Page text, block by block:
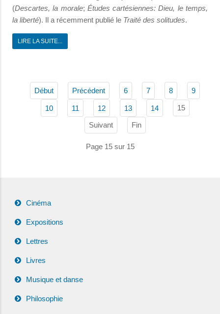
(Descartes, la morale; Études cartésiennes: Dieu, le temps,
la liberté). Il a récemment publié le Traité des solitudes.
LIRE LA SUITE...
Début Précédent 6 7 8 9
10 11 12 13 14 15
Suivant Fin
Page 15 sur 15
Cinéma
Expositions
Lettres
Livres
Musique et danse
Philosophie